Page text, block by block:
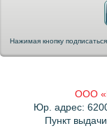
Нажимая кнопку
ООО
Юр. адрес:
Пункт